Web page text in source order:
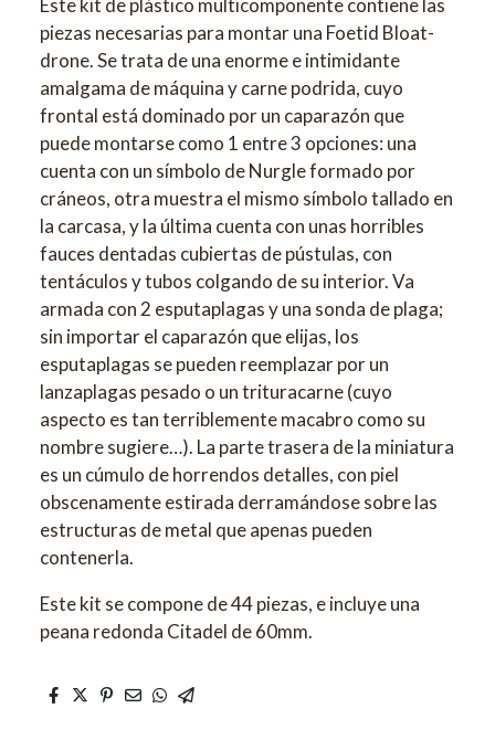
piezas necesarias para montar una Foetid Bloat-
drone. Se trata de una enorme e intimidante
amalgama de máquina y carne podrida, cuyo
frontal está dominado por un caparazón que
puede montarse como 1 entre 3 opciones: una
cuenta con un símbolo de Nurgle formado por
cráneos, otra muestra el mismo símbolo tallado en
la carcasa, y la última cuenta con unas horribles
fauces dentadas cubiertas de pústulas, con
tentáculos y tubos colgando de su interior. Va
armada con 2 esputaplagas y una sonda de plaga;
sin importar el caparazón que elijas, los
esputaplagas se pueden reemplazar por un
lanzaplagas pesado o un trituracarne (cuyo
aspecto es tan terriblemente macabro como su
nombre sugiere…). La parte trasera de la miniatura
es un cúmulo de horrendos detalles, con piel
obscenamente estirada derramándose sobre las
estructuras de metal que apenas pueden
contenerla.
Este kit se compone de 44 piezas, e incluye una
peana redonda Citadel de 60mm.